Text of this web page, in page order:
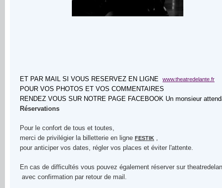
ET PAR MAIL SI VOUS RESERVEZ EN LIGNE www.theatredelante.fr
POUR VOS PHOTOS ET VOS COMMENTAIRES
RENDEZ VOUS SUR NOTRE PAGE FACEBOOK Un monsieur
Réservations
Pour le confort de tous et toutes,
merci de privilégier la billetterie en ligne FESTIK ,
pour anticiper vos dates, régler vos places et éviter l'attente.
En cas de difficultés vous pouvez également réserver sur
avec confirmation par retour de mail.